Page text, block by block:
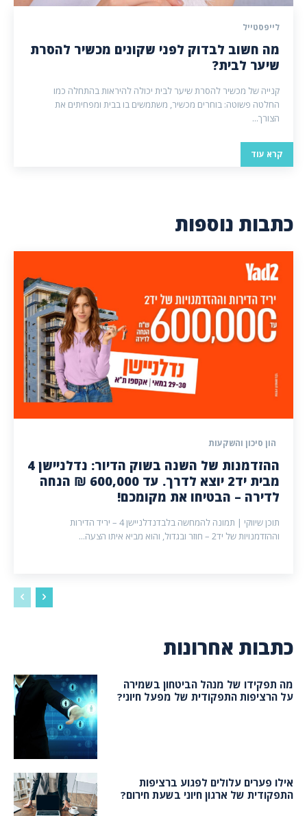
לייפסטייל
מה חשוב לבדוק לפני שקונים מכשיר להסרת
שיער לבית?
קנייה של מכשיר להסרת שיער לבית יכולה להיראות בהתחלה כמו
החלטה פשוטה: בוחרים מכשיר, משתמשים בו בבית ומפחיתים את
הצורך...
קרא עוד
כתבות נוספות
הון סיכון והשקעות
ההזדמנות של השנה בשוק הדיור: נדלניישן 4
מבית יד2 יוצא לדרך. עד 600,000 ₪ הנחה
לדירה – הבטיחו את מקומכם!
תוכן שיווקי | תמונה להמחשה בלבדנדלניישן 4 – יריד הדירות
וההזדמנויות של יד2 – חוזר ובגדול, והוא מביא איתו הצעה...
כתבות אחרונות
מה תפקידו של מנהל הביטחון בשמירה
על הרציפות התפקודית של מפעל חיוני?
אילו פערים עלולים לפגוע ברציפות
התפקודית של ארגון חיוני בשעת חירום?